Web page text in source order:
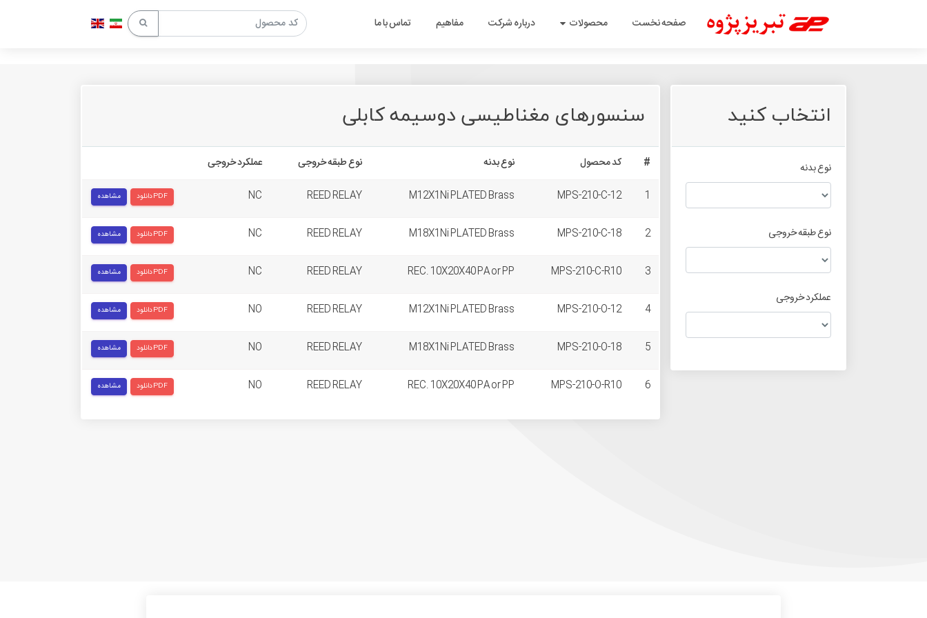
صفحه نخست
محصولات درباره شرکت مفاهیم تماس با ما
انتخاب کنید
نوع بدنه
نوع طبقه خروجی
عملکرد خروجی
سنسورهای مغناطیسی دوسیمه کابلی
# کد محصول نوع بدنه نوع طبقه خروجی
عملکرد خروجی
1
MPS-210-C-12
M12X1Ni PLATED Brass
REED RELAY
NC مشاهده دانلود PDF
2
MPS-210-C-18
M18X1Ni PLATED Brass
REED RELAY
NC مشاهده دانلود PDF
3
MPS-210-C-R10
REC. 10X20X40 PA or PP
REED RELAY
NC مشاهده دانلود PDF
4
MPS-210-O-12
M12X1Ni PLATED Brass
REED RELAY
NO مشاهده دانلود PDF
5
MPS-210-O-18
M18X1Ni PLATED Brass
REED RELAY
NO مشاهده دانلود PDF
6
MPS-210-O-R10
REC. 10X20X40 PA or PP
REED RELAY
NO مشاهده دانلود PDF